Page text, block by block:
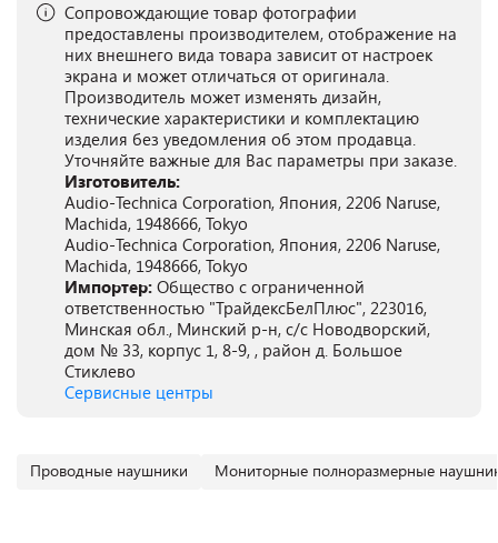
Сопровождающие товар фотографии
предоставлены производителем, отображение на
них внешнего вида товара зависит от настроек
экрана и может отличаться от оригинала.
Производитель может изменять дизайн,
технические характеристики и комплектацию
изделия без уведомления об этом продавца.
Уточняйте важные для Вас параметры при заказе.
Изготовитель:
Audio-Technica Corporation, Япония, 2206 Naruse,
Machida, 1948666, Tokyo
Audio-Technica Corporation, Япония, 2206 Naruse,
Machida, 1948666, Tokyo
Импортер: Общество с ограниченной
ответственностью "ТрайдексБелПлюс", 223016,
Минская обл., Минский р-н, с/с Новодворский,
дом № 33, корпус 1, 8-9, , район д. Большое
Стиклево
Сервисные центры
Проводные наушники Мониторные полноразмерные